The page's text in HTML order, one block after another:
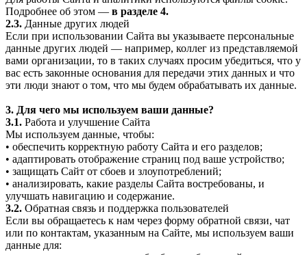
Подробнее об этом — в разделе 4.
2.3. Данные других людей
Если при использовании Сайта вы указываете персональные
данные других людей — например, коллег из представляемой
вами организации, то в таких случаях просим убедиться, что у
вас есть законные основания для передачи этих данных и что
эти люди знают о том, что мы будем обрабатывать их данные.
3. Для чего мы используем ваши данные?
3.1. Работа и улучшение Сайта
Мы используем данные, чтобы:
• обеспечить корректную работу Сайта и его разделов;
• адаптировать отображение страниц под ваше устройство;
• защищать Сайт от сбоев и злоупотреблений;
• анализировать, какие разделы Сайта востребованы, и
улучшать навигацию и содержание.
3.2. Обратная связь и поддержка пользователей
Если вы обращаетесь к нам через форму обратной связи, чат
или по контактам, указанным на Сайте, мы используем ваши
данные для: